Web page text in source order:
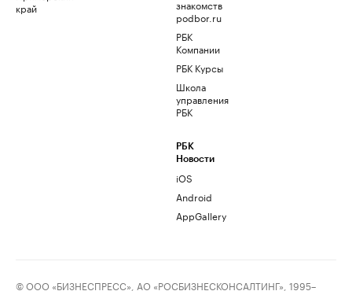
край
знакомств
podbor.ru
РБК
Компании
РБК Курсы
Школа
управления
РБК
РБК
Новости
iOS
Android
AppGallery
© ООО «БИЗНЕСПРЕСС», АО «РОСБИЗНЕСКОНСАЛТИНГ», 1995–